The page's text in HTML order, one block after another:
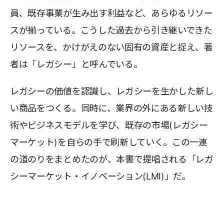
員、既存事業が生み出す利益など、あらゆるリソー
スが揃っている。こうした過去から引き継いできた
リソースを、かけがえのない固有の資産と捉え、著
者は「レガシー」と呼んでいる。
レガシーの価値を認識し、レガシーを生かした新し
い商品をつくる。同時に、業界の外にある新しい技
術やビジネスモデルを学び、既存の市場(レガシー
マーケット)を自らの手で刷新していく。この一連
の道のりをまとめたのが、本書で提唱される「レガ
シーマーケット・イノベーション(LMI)」だ。